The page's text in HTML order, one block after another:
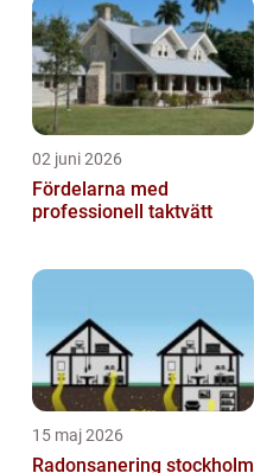
02 juni 2026
Fördelarna med
professionell taktvätt
15 maj 2026
Radonsanering stockholm